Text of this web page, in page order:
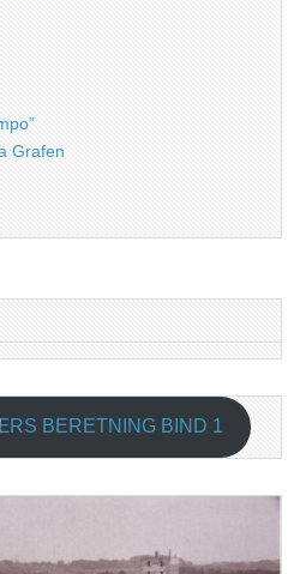
Grafen
BERETNING BIND 1